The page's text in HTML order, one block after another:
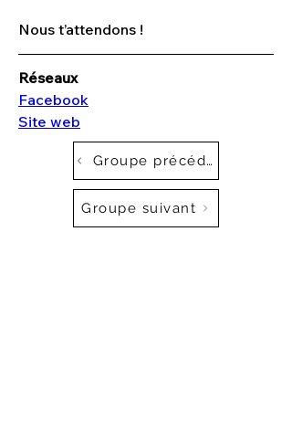
Nous t’attendons !
Réseaux
Facebook
Site web
Groupe précédent
Groupe suivant